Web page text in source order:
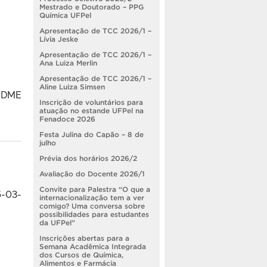
03-
Mestrado e Doutorado – PPG
Química UFPel
Apresentação de TCC 2026/1 –
Lívia Jeske
Apresentação de TCC 2026/1 –
Ana Luiza Merlin
Apresentação de TCC 2026/1 –
Aline Luiza Simsen
Inscrição de voluntários para
atuação no estande UFPel na
Fenadoce 2026
Festa Julina do Capão – 8 de
julho
Prévia dos horários 2026/2
Avaliação do Docente 2026/1
Convite para Palestra “O que a
internacionalização tem a ver
comigo? Uma conversa sobre
possibilidades para estudantes
da UFPel”
Inscrições abertas para a
Semana Acadêmica Integrada
dos Cursos de Química,
Alimentos e Farmácia